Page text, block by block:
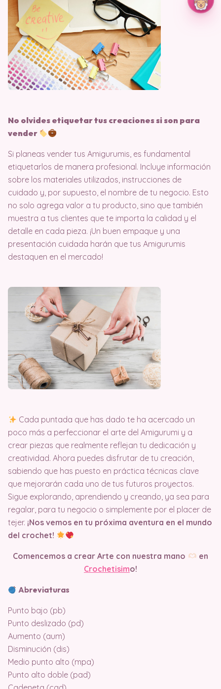
No olvides etiquetar tus creaciones si son para
vender
Si planeas vender tus Amigurumis, es fundamental
etiquetarlos de manera profesional. Incluye información
sobre los materiales utilizados, instrucciones de
cuidado y, por supuesto, el nombre de tu negocio. Esto
no solo agrega valor a tu producto, sino que también
muestra a tus clientes que te importa la calidad y el
detalle en cada pieza. ¡Un buen empaque y una
presentación cuidada harán que tus Amigurumis
destaquen en el mercado!
Cada puntada que has dado te ha acercado un
poco más a perfeccionar el arte del Amigurumi y a
crear piezas que realmente reflejan tu dedicación y
creatividad. Ahora puedes disfrutar de tu creación,
sabiendo que has puesto en práctica técnicas clave
que mejorarán cada uno de tus futuros proyectos.
Sigue explorando, aprendiendo y creando, ya sea para
regalar, para tu negocio o simplemente por el placer de
tejer. ¡Nos vemos en tu próxima aventura en el mundo
del crochet!
Comencemos a crear Arte con nuestra mano
en
Crochetisimo!
Abreviaturas
Punto bajo (pb)
Punto deslizado (pd)
Aumento (aum)
Disminución (dis)
Medio punto alto (mpa)
Punto alto doble (pad)